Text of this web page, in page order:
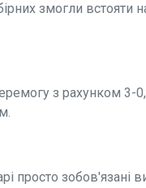
змогли встояти
з рахунком 3-
просто зобов'язані